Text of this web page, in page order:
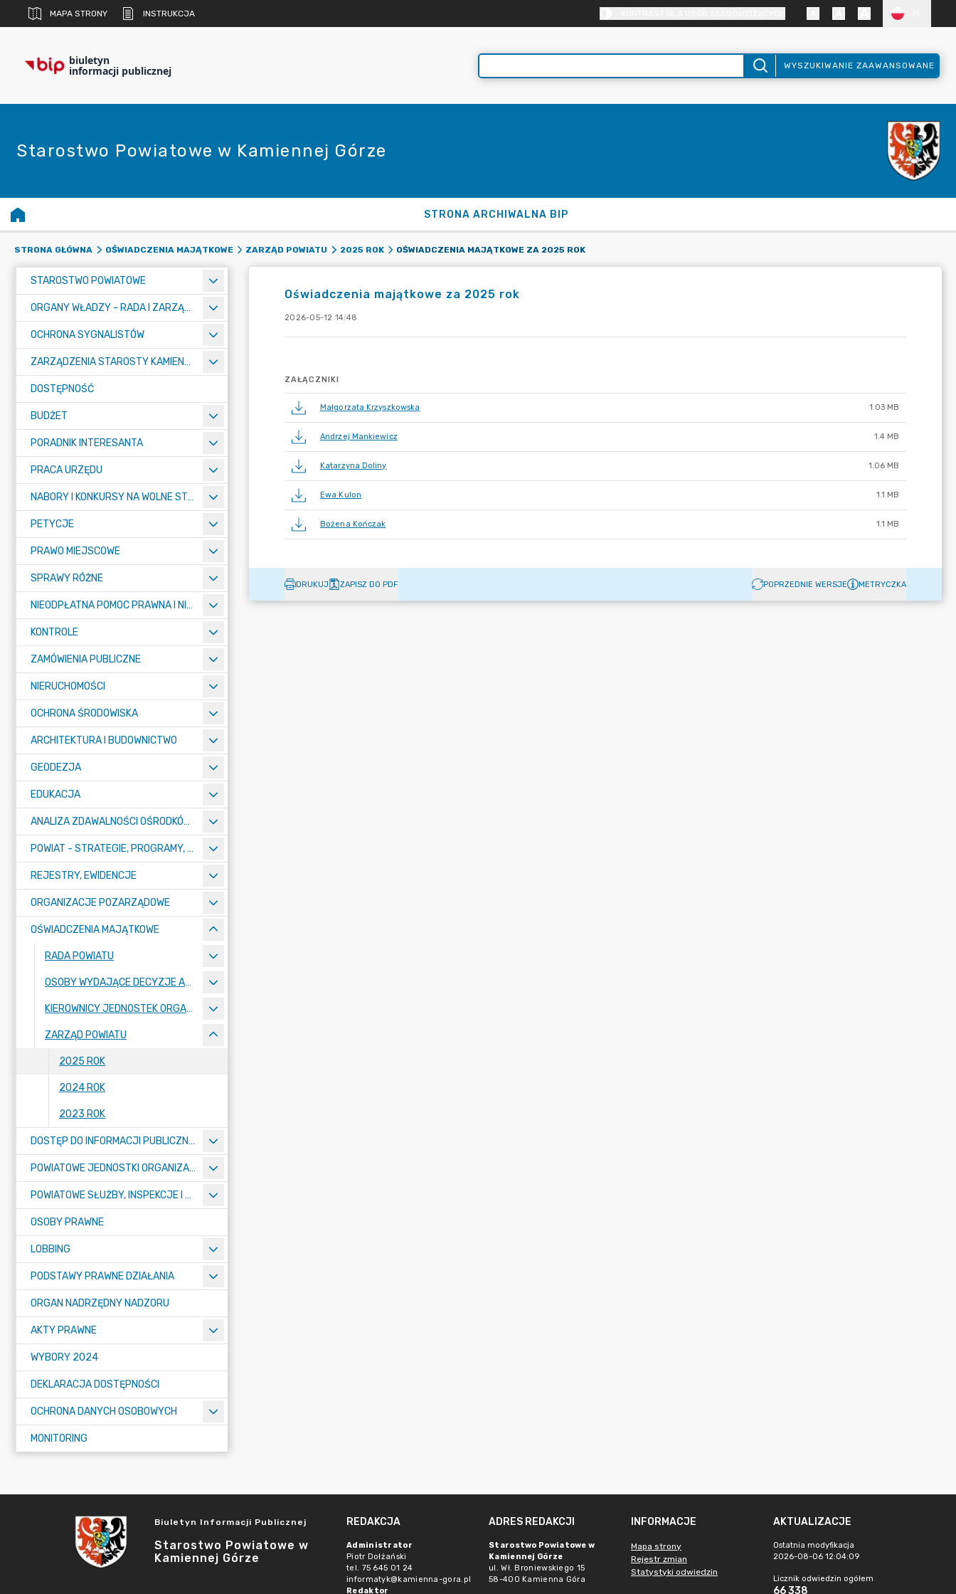
MAPA STRONY INSTRUKCJA
biuletyn
informacji publicznej WYSZUKIWANIE ZAAWANSOWANE
Starostwo Powiatowe w Kamiennej Górze
STRONA ARCHIWALNA BIP
STRONA GŁÓWNA OŚWIADCZENIA MAJĄTKOWE ZARZĄD POWIATU 2025 ROK OŚWIADCZENIA MAJĄTKOWE ZA 2025 ROK
STAROSTWO POWIATOWE
ORGANY WŁADZY - RADA I ZARZĄD POWIATU
OCHRONA SYGNALISTÓW
ZARZĄDZENIA STAROSTY KAMIENNOGÓRSKIEGO
DOSTĘPNOŚĆ
BUDŻET
PORADNIK INTERESANTA
PRACA URZĘDU
NABORY I KONKURSY NA WOLNE STANOWISKA
PETYCJE
PRAWO MIEJSCOWE
SPRAWY RÓŻNE
NIEODPŁATNA POMOC PRAWNA I NIEODPŁATNE PORADNICTWO OBYWATELSKIE
KONTROLE
ZAMÓWIENIA PUBLICZNE
NIERUCHOMOŚCI
OCHRONA ŚRODOWISKA
ARCHITEKTURA I BUDOWNICTWO
GEODEZJA
EDUKACJA
ANALIZA ZDAWALNOŚCI OŚRODKÓW SZKOLENIA KIEROWCÓW
POWIAT - STRATEGIE, PROGRAMY, PLANY, RAPORTY
REJESTRY, EWIDENCJE
ORGANIZACJE POZARZĄDOWE
OŚWIADCZENIA MAJĄTKOWE
RADA POWIATU
OSOBY WYDAJĄCE DECYZJE ADMINISTRACYJNE
KIEROWNICY JEDNOSTEK ORGANIZACYJNYCH, OSOBY ZARZĄDZAJĄCE I CZŁONKOWIE ORGANU ZARZĄDZAJĄCEGO POWIATOWĄ OSOBĄ PRAWNĄ, SKARBNIK, SEKRETARZ
ZARZĄD POWIATU
2025 ROK
2024 ROK
2023 ROK
DOSTĘP DO INFORMACJI PUBLICZNYCH
POWIATOWE JEDNOSTKI ORGANIZACYJNE
POWIATOWE SŁUŻBY, INSPEKCJE I STRAŻE
OSOBY PRAWNE
LOBBING
PODSTAWY PRAWNE DZIAŁANIA
ORGAN NADRZĘDNY NADZORU
AKTY PRAWNE
WYBORY 2024
DEKLARACJA DOSTĘPNOŚCI
OCHRONA DANYCH OSOBOWYCH
MONITORING
Oświadczenia majątkowe za 2025 rok
2026-05-12 14:48
ZAŁĄCZNIKI
Małgorzata Krzyszkowska 1.03 MB
Andrzej Mankiewicz 1.4 MB
Katarzyna Doliny 1.06 MB
Ewa Kulon 1.1 MB
Bożena Kończak 1.1 MB
DRUKUJ ZAPISZ DO PDF POPRZEDNIE WERSJE METRYCZKA
Biuletyn Informacji Publicznej
Starostwo Powiatowe w
Kamiennej Górze
REDAKCJA
Administrator
Piotr Dołżański
tel. 75 645 01 24
informatyk@kamienna-gora.pl
Redaktor
ADRES REDAKCJI
Starostwo Powiatowe w
Kamiennej Górze
ul. Wł. Broniewskiego 15
58-400 Kamienna Góra
INFORMACJE
Mapa strony
Rejestr zmian
Statystyki odwiedzin
AKTUALIZACJE
Ostatnia modyfikacja
2026-08-06 12:04:09
Licznik odwiedzin ogółem
66 338